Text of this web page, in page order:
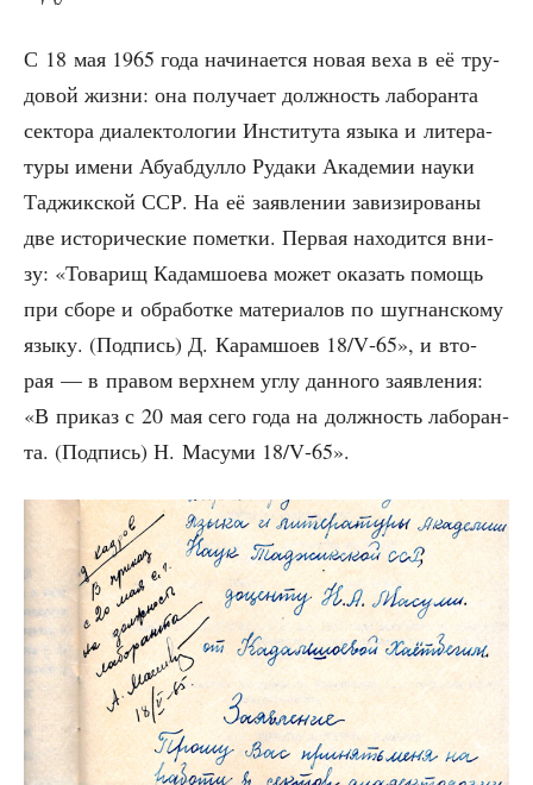
С 18 мая 1965 года начи­на­ет­ся новая веха в её тру­
до­вой жиз­ни: она полу­ча­ет долж­ность лабо­ран­та
сек­то­ра диа­лек­то­ло­гии Инсти­ту­та язы­ка и лите­ра­
ту­ры име­ни Абу­аб­дул­ло Руда­ки Ака­де­мии нау­ки
Таджик­ской ССР. На её заяв­ле­нии зави­зи­ро­ва­ны
две исто­ри­че­ские помет­ки. Пер­вая нахо­дит­ся вни­
зу: «Това­рищ Кадам­шо­е­ва может ока­зать помощь
при сбо­ре и обра­бот­ке мате­ри­а­лов по шугнан­ско­му
язы­ку. (Под­пись) Д. Карам­шо­ев 18/V‑65», и вто­
рая — в пра­вом верх­нем углу дан­но­го заяв­ле­ния:
«В при­каз с 20 мая сего года на долж­ность лабо­ран­
та. (Под­пись) Н. Масу­ми 18/V‑65».